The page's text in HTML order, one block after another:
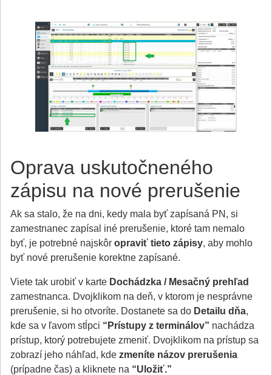
Oprava uskutočneného
zápisu na nové prerušenie
Ak sa stalo, že na dni, kedy mala byť zapísaná PN, si
zamestnanec zapísal iné prerušenie, ktoré tam nemalo
byť, je potrebné najskôr opraviť tieto zápisy, aby mohlo
byť nové prerušenie korektne zapísané.
Viete tak urobiť v karte Dochádzka / Mesačný prehľad
zamestnanca. Dvojklikom na deň, v ktorom je nesprávne
prerušenie, si ho otvoríte. Dostanete sa do Detailu dňa,
kde sa v ľavom stĺpci “Prístupy z terminálov” nachádza
prístup, ktorý potrebujete zmeniť. Dvojklikom na prístup sa
zobrazí jeho náhľad, kde zmeníte názov prerušenia
(prípadne čas) a kliknete na “Uložiť.”